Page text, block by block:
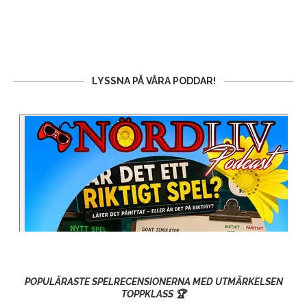
LYSSNA PÅ VÅRA PODDAR!
POPULÄRASTE SPELRECENSIONERNA MED UTMÄRKELSEN
TOPPKLASS 🏆